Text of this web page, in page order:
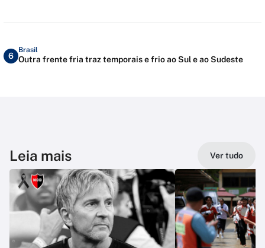
6
Brasil
Outra frente fria traz temporais e frio ao Sul e ao Sudeste
Leia mais Ver tudo